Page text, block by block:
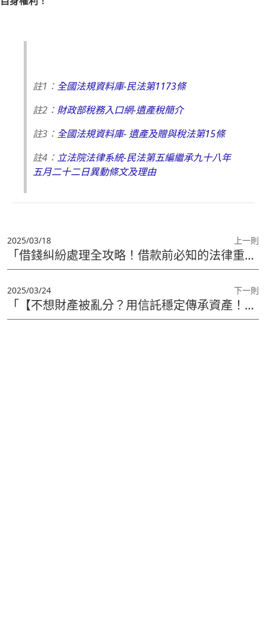
註1： 全國法規資料庫-民法第1173條
註2： 財政部稅務入口網-遺產稅簡介
註3： 全國法規資料庫- 遺產及贈與稅法第15條
註4： 立法院法律系統-民法第五編繼承九十八年
五月二十二日異動條文及理由
2025/03/18 上一則
「借錢糾紛處理全攻略！借款前必知的法律重點，保護你的權益」
2025/03/24 下一則
「【不想財產被亂分？用信託穩定傳承資產！】」